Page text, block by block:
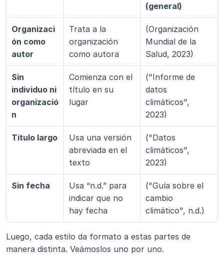
(general)
Organizaci
ón como
autor
Trata a la
organización
como autora
(Organización
Mundial de la
Salud, 2023)
Sin
individuo ni
organizació
n
Comienza con el
título en su
lugar
("Informe de
datos
climáticos",
2023)
Título largo
Usa una versión
abreviada en el
texto
("Datos
climáticos",
2023)
Sin fecha
Usa “n.d.” para
indicar que no
hay fecha
("Guía sobre el
cambio
climático", n.d.)
Luego, cada estilo da formato a estas partes de
manera distinta. Veámoslos uno por uno.